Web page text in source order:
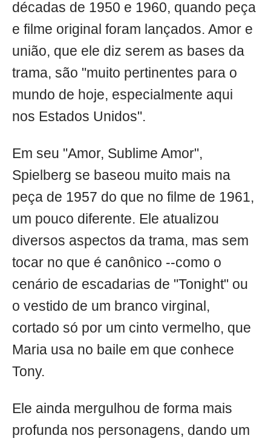
décadas de 1950 e 1960, quando peça
e filme original foram lançados. Amor e
união, que ele diz serem as bases da
trama, são "muito pertinentes para o
mundo de hoje, especialmente aqui
nos Estados Unidos".
Em seu "Amor, Sublime Amor",
Spielberg se baseou muito mais na
peça de 1957 do que no filme de 1961,
um pouco diferente. Ele atualizou
diversos aspectos da trama, mas sem
tocar no que é canônico --como o
cenário de escadarias de "Tonight" ou
o vestido de um branco virginal,
cortado só por um cinto vermelho, que
Maria usa no baile em que conhece
Tony.
Ele ainda mergulhou de forma mais
profunda nos personagens, dando um